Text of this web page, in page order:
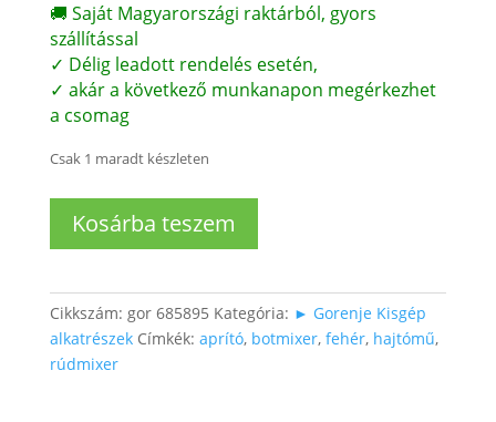
🚚 Saját Magyarországi raktárból, gyors
szállítással
✓ Délig leadott rendelés esetén,
✓ akár a következő munkanapon megérkezhet
a csomag
Csak 1 maradt készleten
hajtómű
Kosárba teszem
Cikkszám: gor 685895 Kategória: ► Gorenje Kisgép
alkatrészek Címkék: aprító, botmixer, fehér, hajtómű,
rúdmixer